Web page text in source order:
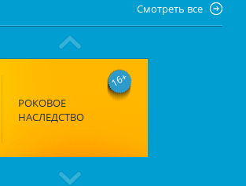
Смотреть все
16
РОКОВОЕ
НАСЛЕДСТВО